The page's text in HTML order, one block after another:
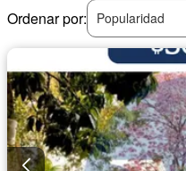
Ordenar por:
Popularidad